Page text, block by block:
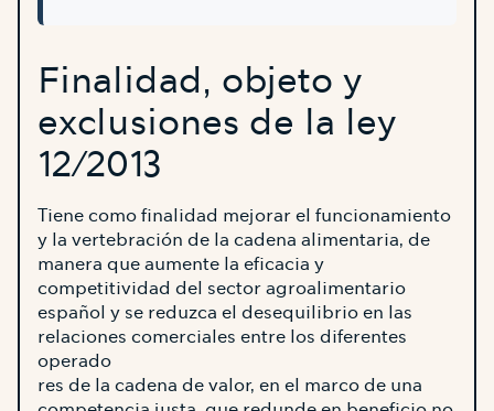
Finalidad, objeto y
exclusiones de la ley
12/2013
Tiene como finalidad mejorar el funcionamiento
y la vertebración de la cadena alimentaria, de
manera que aumente la eficacia y
competitividad del sector agroalimentario
español y se reduzca el desequilibrio en las
relaciones comerciales entre los diferentes
operado
res de la cadena de valor, en el marco de una